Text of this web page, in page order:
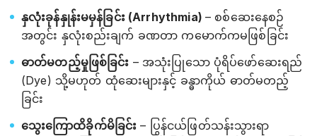
နှလုံးခုန်နှုန်းမမှန်ခြင်း (Arrhythmia) – စစ်ဆေးနေစဉ်
အတွင်း နှလုံးစည်းချက် ခဏတာ ကမောက်ကမဖြစ်ခြင်း
ဓာတ်မတည့်မှုဖြစ်ခြင်း – အသုံးပြုသော ပုံရိပ်ဖော်ဆေးရည်
(Dye) သို့မဟုတ် ထုံဆေးများနှင့် ခန္ဓာကိုယ် ဓာတ်မတည့်
ခြင်း
သွေးကြောထိခိုက်မိခြင်း – ပြွန်ငယ်ဖြတ်သန်းသွားရာ